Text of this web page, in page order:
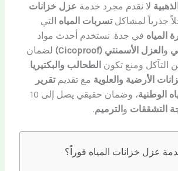
لا نقدم مجرد خدمة عزل خزانات
جذرياً لمشاكلتسربات المياه التي
المياه في جدة. نستخدم أحدث مواد
و العزل الأسمنتي (Cicoproof)
لضمان
التآكل ومنع تكون الطحالب والبكتيريا.
الأرضية والعلوية مع تقديمتقرير
الوطنية
، وضمان حقيقي يصل إلى 10
التشققات و الترميم.
عزل خزانات المياه فوراً؟